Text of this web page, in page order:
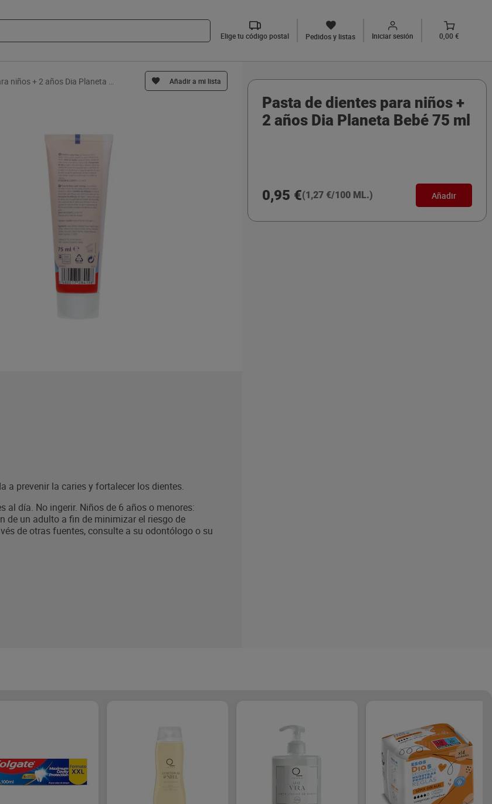
Elige tu código postal Pedidos y listas Iniciar sesión 0,00 €
Añadir a mi lista
a prevenir la caries y fortalecer los dientes.
al día. No ingerir. Niños de 6 años o menores:
de un adulto a fin de minimizar el riesgo de
de otras fuentes, consulte a su odontólogo o su
Pasta de dientes para niños +
2 años Dia Planeta Bebé 75 ml
0,95 €(1,27 €/100 ML.) Añadir